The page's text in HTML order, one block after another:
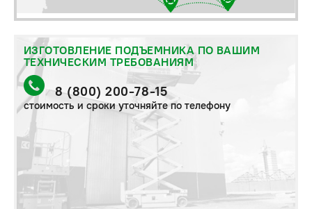
ИЗГОТОВЛЕНИЕ ПОДЪЕМНИКА ПО ВАШИМ
ТЕХНИЧЕСКИМ ТРЕБОВАНИЯМ
8 (800) 200-78-15
стоимость и сроки уточняйте по телефону